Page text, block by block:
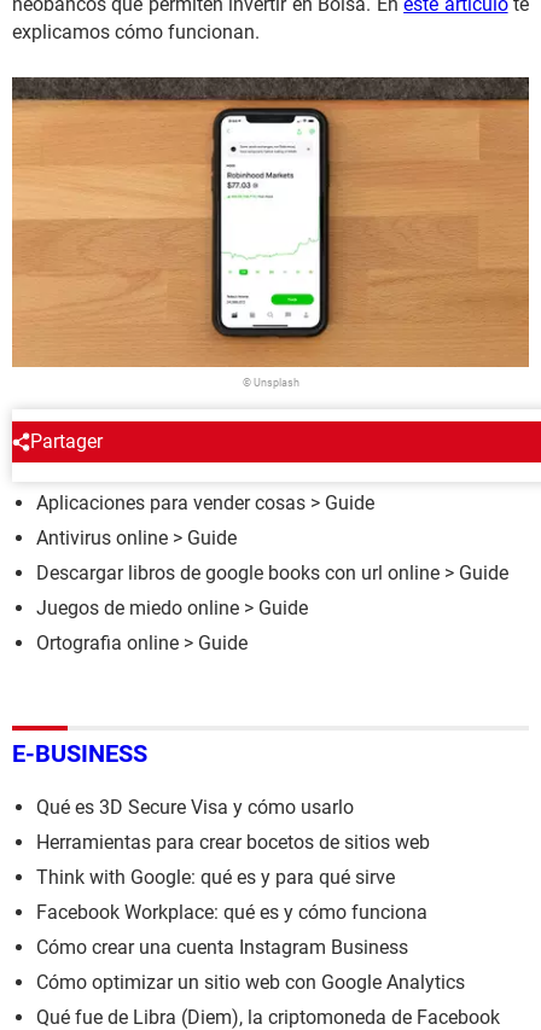
explicamos cómo funcionan.
© Unsplash
Partager
ALREDEDOR DEL MISMO TEMA
Aplicaciones para vender cosas > Guide
Antivirus online > Guide
Descargar libros de google books con url online > Guide
Juegos de miedo online > Guide
Ortografia online > Guide
E-BUSINESS
Qué es 3D Secure Visa y cómo usarlo
Herramientas para crear bocetos de sitios web
Think with Google: qué es y para qué sirve
Facebook Workplace: qué es y cómo funciona
Cómo crear una cuenta Instagram Business
Cómo optimizar un sitio web con Google Analytics
Qué fue de Libra (Diem), la criptomoneda de Facebook